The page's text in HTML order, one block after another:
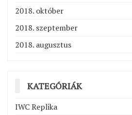
2018. október
2018. szeptember
2018. augusztus
KATEGÓRIÁK
IWC Replika